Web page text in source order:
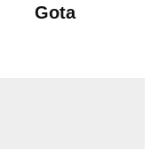
Gota